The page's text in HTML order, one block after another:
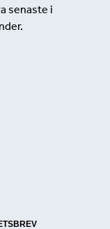
senaste i